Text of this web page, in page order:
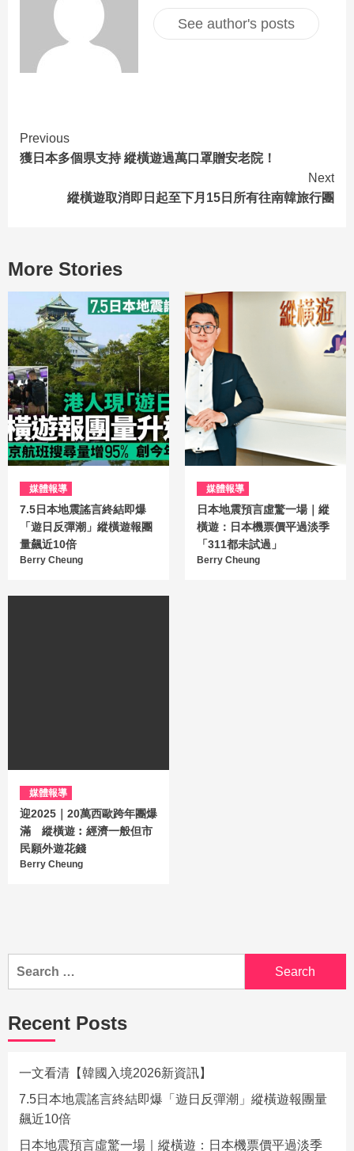
See author's posts
Previous
獲日本多個県支持 縱橫遊過萬口罩贈安老院！
Next
縱橫遊取消即日起至下月15日所有往南韓旅行團
More Stories
媒體報導
7.5日本地震謠言終結即爆
「遊日反彈潮」縱橫遊報團
量飆近10倍
Berry Cheung
媒體報導
日本地震預言虛驚一場｜縱
橫遊：日本機票價平過淡季
「311都未試過」
Berry Cheung
媒體報導
迎2025｜20萬西歐跨年團爆
滿 縱橫遊︰經濟一般但市
民願外遊花錢
Berry Cheung
Recent Posts
一文看清【韓國入境2026新資訊】
7.5日本地震謠言終結即爆「遊日反彈潮」縱橫遊報團量
飆近10倍
日本地震預言虛驚一場｜縱橫遊：日本機票價平過淡季